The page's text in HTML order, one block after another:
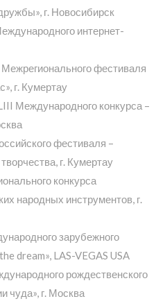
г. Новосибирск
интернет-
фестиваля
г. Кумертау
Международного конкурса –
фестиваля –
г. Кумертау
конкурса
народных инструментов, г.
зарубежного
dream», LAS-VEGAS USA
рождественского
чуда», г. Москва